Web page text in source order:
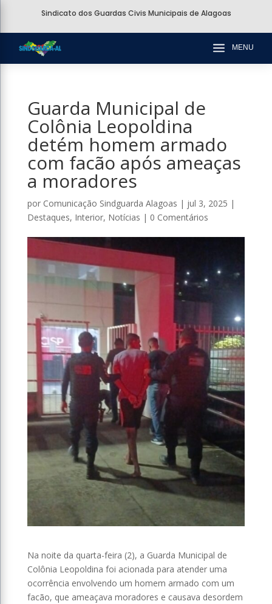
Sindicato dos Guardas Civis Municipais de Alagoas
a MENU
Guarda Municipal de
Colônia Leopoldina
detém homem armado
com facão após ameaças
a moradores
por Comunicação Sindguarda Alagoas | jul 3, 2025 |
Destaques, Interior, Notícias | 0 Comentários
Na noite da quarta-feira (2), a Guarda Municipal de
Colônia Leopoldina foi acionada para atender uma
ocorrência envolvendo um homem armado com um
facão, que ameaçava moradores e causava desordem